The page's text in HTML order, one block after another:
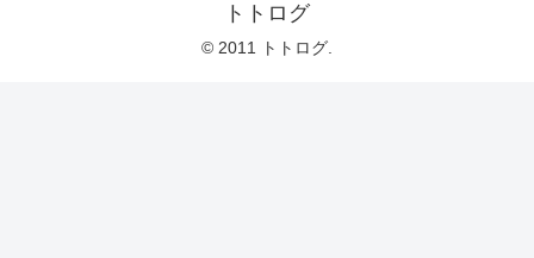
トトログ
© 2011 トトログ.